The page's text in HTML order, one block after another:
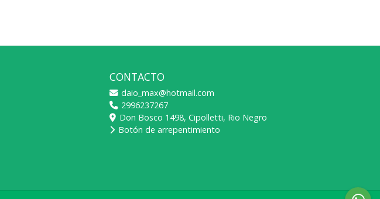
CONTACTO
daio_max@hotmail.com
2996237267
Don Bosco 1498, Cipolletti, Rio Negro
Botón de arrepentimiento